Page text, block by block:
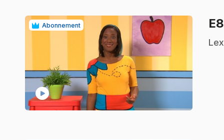
Abonnement
play_circle
E8
.